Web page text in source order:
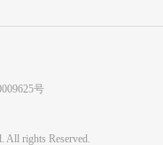
号
All rights Reserved.